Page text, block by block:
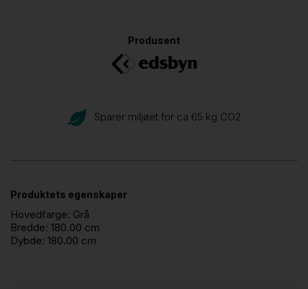
Produsent
Sparer miljøet for ca 65 kg CO2
Produktets egenskaper
Hovedfarge: Grå
Bredde: 180.00 cm
Dybde: 180.00 cm